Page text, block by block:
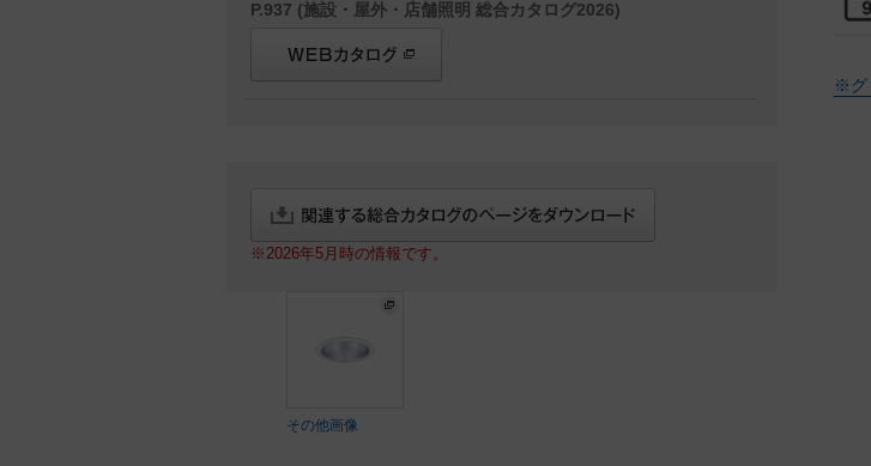
P.937 (施設・屋外・店舗照明 総合カタログ2026)
※2026年5月時の情報です。
※グ
その他画像